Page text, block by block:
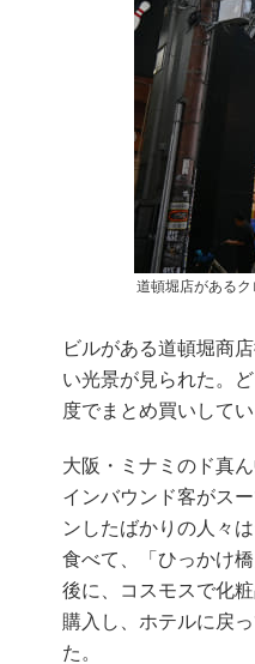
道頓堀店がある
ビルがある道頓堀商
い光景が見られた。
度でまとめ買いしてい
大阪・ミナミのド真
インバウンド客がス
ンしたばかりの人々
食べて、「ひっかけ
後に、コスモスで化
購入し、ホテルに戻
た。